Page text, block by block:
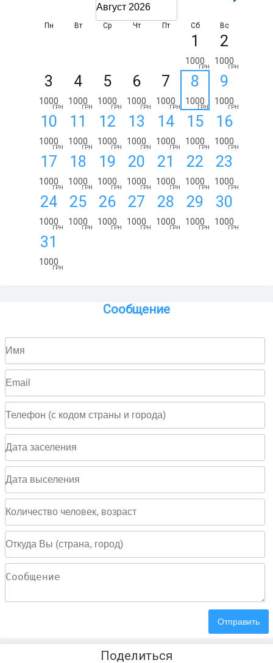
Пн Вт Ср Чт Пт Сб Вс
1
1000
ГРН
2
1000
ГРН
3
1000
ГРН
4
1000
ГРН
5
1000
ГРН
6
1000
ГРН
7
1000
ГРН
8
1000
ГРН
9
1000
ГРН
10
1000
ГРН
11
1000
ГРН
12
1000
ГРН
13
1000
ГРН
14
1000
ГРН
15
1000
ГРН
16
1000
ГРН
17
1000
ГРН
18
1000
ГРН
19
1000
ГРН
20
1000
ГРН
21
1000
ГРН
22
1000
ГРН
23
1000
ГРН
24
1000
ГРН
25
1000
ГРН
26
1000
ГРН
27
1000
ГРН
28
1000
ГРН
29
1000
ГРН
30
1000
ГРН
31
1000
ГРН
Сообщение
Поделиться